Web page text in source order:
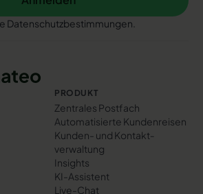
Datenschutzbestimmungen.
PRODUKT
Zentrales Postfach
Automatisierte Kundenreisen
Kunden- und Kontakt­
verwaltung
Insights
KI-Assistent
Live-Chat